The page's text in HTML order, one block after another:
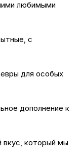
любимыми
с
для особых
дополнение к
который мы